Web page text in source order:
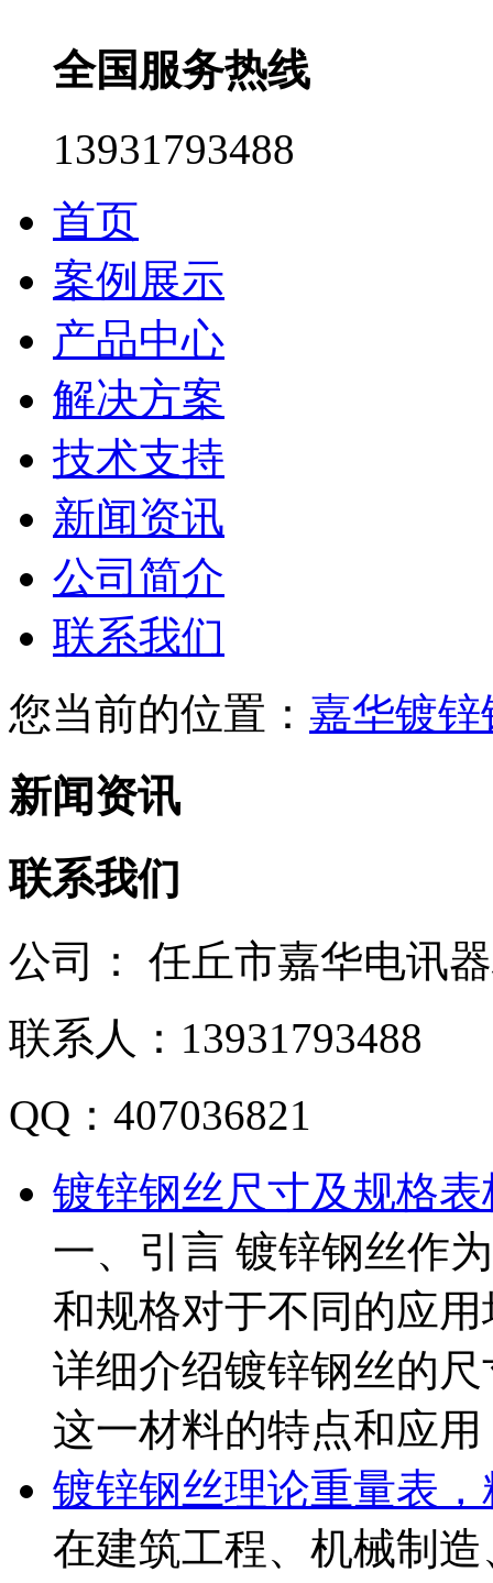
全国服务热线
13931793488
首页
案例展示
产品中心
解决方案
技术支持
新闻资讯
公司简介
联系我们
您当前的位置： 嘉华镀
新闻资讯
联系我们
公司：
任丘市嘉华电讯
联系人： 13931793488
QQ： 407036821
镀锌钢丝尺寸及规格表
一、引言 镀锌钢丝作
和规格对于不同的应
详细介绍镀锌钢丝的
这一材料的特点和应用
镀锌钢丝理论重量表
在建筑工程、机械制